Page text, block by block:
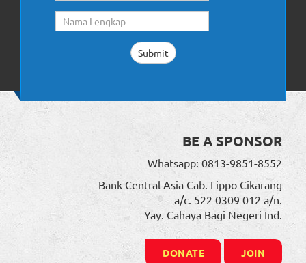
BE A SPONSOR
Whatsapp: 0813-9851-8552
Bank Central Asia Cab. Lippo Cikarang
a/c. 522 0309 012 a/n.
Yay. Cahaya Bagi Negeri Ind.
DONATE JOIN